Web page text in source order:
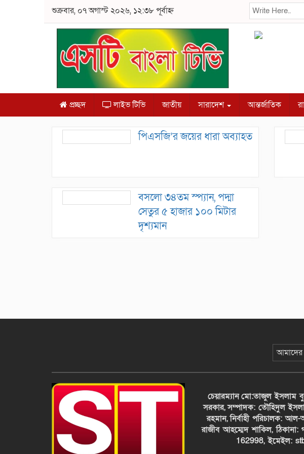
শুক্রবার, ০৭ অগাস্ট ২০২৬, ১২:৩৮ পূর্বাহ্ন
প্রচ্ছদ লাইভ টিভি জাতীয় সারাদেশ আন্তর্জাতিক
পিএসজি’র জয়ের ধারা অব্যাহত
বসলো ৩৪তম স্প্যান, পদ্মা
সেতুর ৫ হাজার ১০০ মিটার
দৃশ্যমান
আমাদের
চেয়ারম্যানমো:তাজুল ইসলাম
সরকার,সম্পাদক: তৌহিদুল
রহমান,নির্বাহী পরিচালক:
রাজীব আহম্মেদ শাকিল,
162998, ইমেইল: